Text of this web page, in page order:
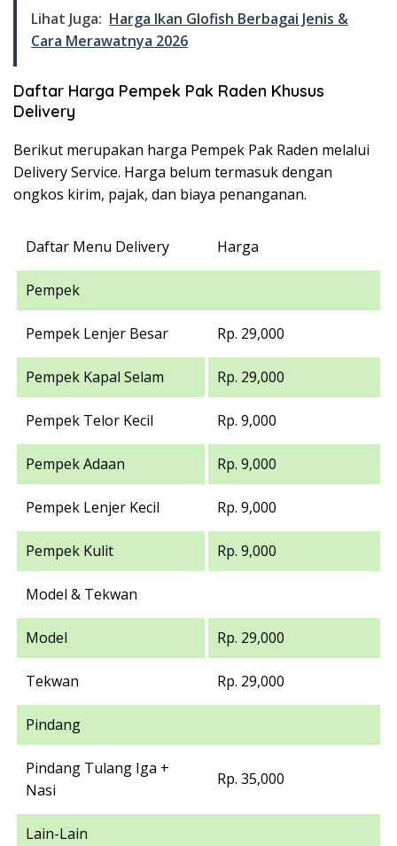
Lihat Juga: Harga Ikan Glofish Berbagai Jenis &
Cara Merawatnya 2026
Daftar Harga Pempek Pak Raden Khusus
Delivery
Berikut merupakan harga Pempek Pak Raden melalui
Delivery Service. Harga belum termasuk dengan
ongkos kirim, pajak, dan biaya penanganan.
Daftar Menu Delivery Harga
Pempek
Pempek Lenjer Besar Rp. 29,000
Pempek Kapal Selam Rp. 29,000
Pempek Telor Kecil Rp. 9,000
Pempek Adaan Rp. 9,000
Pempek Lenjer Kecil Rp. 9,000
Pempek Kulit Rp. 9,000
Model & Tekwan
Model Rp. 29,000
Tekwan Rp. 29,000
Pindang
Pindang Tulang Iga +
Nasi
Rp. 35,000
Lain-Lain